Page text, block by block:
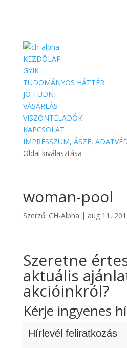
KEZDŐLAP
GYIK
TUDOMÁNYOS HÁTTÉR
JÓ TUDNI
VÁSÁRLÁS
VISZONTELADÓK
KAPCSOLAT
IMPRESSZUM, ÁSZF,
Oldal kiválasztása
woman-pool
Szerző: CH-Alpha | aug 11,
Szeretne
aktuális
akcióinkról?
Kérje ingyenes
Hírlevél feliratkozás